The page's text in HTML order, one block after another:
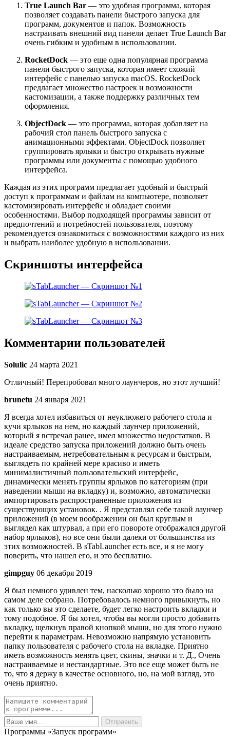
True Launch Bar — это удобная программа, которая
позволяет создавать панели быстрого запуска для
программ, документов и папок. Возможность
настраивать внешний вид панели делает True Launch Bar
очень гибким и удобным в использовании.
RocketDock — это еще одна популярная программа
панели быстрого запуска, которая имеет схожий
интерфейс с панелью запуска macOS. RocketDock
предлагает множество настроек и возможности
кастомизации, а также поддержку различных тем
оформления.
ObjectDock — это программа, которая добавляет на
рабочий стол панель быстрого запуска с
анимационными эффектами. ObjectDock позволяет
группировать ярлыки и быстро открывать нужные
программы или документы с помощью удобного
интерфейса.
Каждая из этих программ предлагает удобный и быстрый
доступ к программам и файлам на компьютере, позволяет
кастомизировать интерфейс и обладает своими
особенностями. Выбор подходящей программы зависит от
предпочтений и потребностей пользователя, поэтому
рекомендуется ознакомиться с возможностями каждого из них
и выбрать наиболее удобную в использовании.
Скриншоты интерфейса
Комментарии пользователей
Solulic 24 марта 2021
Отличный! Перепробовал много лаунчеров, но этот лучший!
brunetu 24 января 2021
Я всегда хотел избавиться от неуклюжего рабочего стола и
кучи ярлыков на нем, но каждый лаунчер приложений,
который я встречал ранее, имел множество недостатков. В
идеале средство запуска приложений должно быть очень
настраиваемым, нетребовательным к ресурсам и быстрым,
выглядеть по крайней мере красиво и иметь
минималистичный пользовательский интерфейс,
динамически менять группы ярлыков по категориям (при
наведении мыши на вкладку) и, возможно, автоматически
импортировать распространенные приложения из
существующих установок. . Я представлял себе такой лаунчер
приложений (в моем воображении он был круглым и
выглядел как штурвал, а при его повороте отображался другой
набор ярлыков), но все они были далеки от большинства из
этих возможностей. В sTabLauncher есть все, и я не могу
поверить, что нашел его, и это бесплатно.
gimpguy 06 декабря 2019
Я был немного удивлен тем, насколько хорошо это было на
самом деле собрано. Потребовалось немного привыкнуть, но
как только вы это сделаете, будет легко настроить вкладки и
тому подобное. Я бы хотел, чтобы вы могли просто добавить
вкладку, щелкнув правой кнопкой мыши, но для этого нужно
перейти к параметрам. Невозможно напрямую установить
папку пользователя с рабочего стола на вкладке. Приятно
иметь возможность менять цвет, скины, значки и т. Д., Очень
настраиваемые и нестандартные. Это все еще может быть не
то, что я держу в качестве основного, но, на мой взгляд, это
очень приятно.
Программы «Запуск программ»